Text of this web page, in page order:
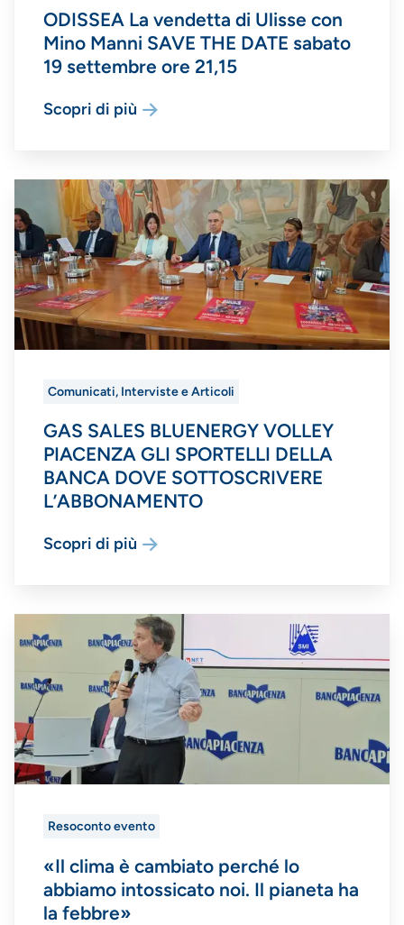
ODISSEA La vendetta di Ulisse con
Mino Manni SAVE THE DATE sabato
19 settembre ore 21,15
Scopri di più
Comunicati, Interviste e Articoli
GAS SALES BLUENERGY VOLLEY
PIACENZA GLI SPORTELLI DELLA
BANCA DOVE SOTTOSCRIVERE
L’ABBONAMENTO
Scopri di più
Resoconto evento
«Il clima è cambiato perché lo
abbiamo intossicato noi. Il pianeta ha
la febbre»